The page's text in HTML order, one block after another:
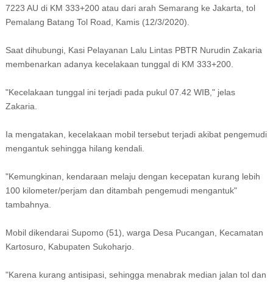
7223 AU di KM 333+200 atau dari arah Semarang ke Jakarta, tol
Pemalang Batang Tol Road, Kamis (12/3/2020).
Saat dihubungi, Kasi Pelayanan Lalu Lintas PBTR Nurudin Zakaria
membenarkan adanya kecelakaan tunggal di KM 333+200.
"Kecelakaan tunggal ini terjadi pada pukul 07.42 WIB," jelas
Zakaria.
Ia mengatakan, kecelakaan mobil tersebut terjadi akibat pengemudi
mengantuk sehingga hilang kendali.
"Kemungkinan, kendaraan melaju dengan kecepatan kurang lebih
100 kilometer/perjam dan ditambah pengemudi mengantuk"
tambahnya.
Mobil dikendarai Supomo (51), warga Desa Pucangan, Kecamatan
Kartosuro, Kabupaten Sukoharjo.
"Karena kurang antisipasi, sehingga menabrak median jalan tol dan